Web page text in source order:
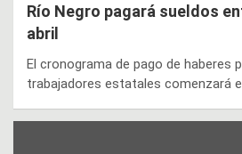
Río Negro pagará sueldos
abril
El cronograma de pago de haberes
trabajadores estatales comenzará